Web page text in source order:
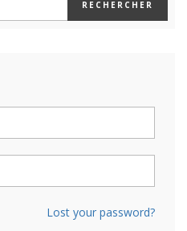
Lost your password?